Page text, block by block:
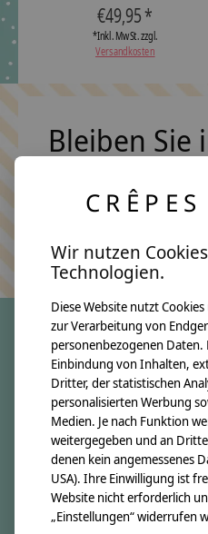
€49,95 *
*Inkl. MwSt. zzgl.
Versandkosten
Bleiben Sie
Keine Sorge, wir
crêpes suzette
Über uns
Unsere Creppies
Nähkästchen
Unsere Stoffe
Impressum
Wir nutzen
Technologien.
Diese Website nutzt
zur Verarbeitung von
personenbezogenen
Einbindung von Inhalten,
Dritter, der statistischen
personalisierten Werbung
Medien. Je nach Funktion
weitergegeben und an
denen kein angemessenes
USA). Ihre Einwilligung ist
Website nicht erforderlich
„Einstellungen“ widerrufen